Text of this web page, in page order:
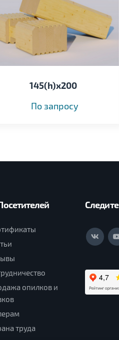
145(h)x200
По запросу
опилков и
труда